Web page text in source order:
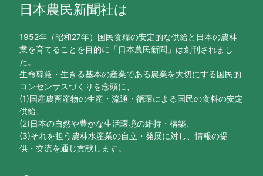
日本農民新聞社は
1952年（昭和27年）国民食糧の安定的な供給と日本の農林
業を育てることを目的に「日本農民新聞」は創刊されまし
た。
生命尊厳・生きる基本の産業である農業を大切にする国民的
コンセンサスづくりを念頭に、
(1)国産農畜産物の生産・流通・循環による国民の食料の安定
供給、
(2)日本の自然や豊かな生活環境の維持・構築、
(3)それを担う農林水産業の自立・発展に対し、情報の提
供・交流を通じ貢献します。